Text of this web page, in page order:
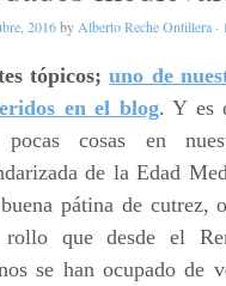
2016by Alberto Reche Ontillera ·
tópicos;uno de
en el blog. Y es
pocas cosas en
de la Edad
pátina de cutrez,
que desde el
se han ocupado de